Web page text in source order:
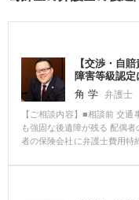
す
【交渉・自
障害等級認定
角 学 弁護士
【ご相談内容】■相談前 交
も強固な後遺障が残る 配偶
者の保険会社に弁護士費用特
士の指示のもと後遺障害診
えた意見書を付して、後遺
頼者も弁護士も不服の残る